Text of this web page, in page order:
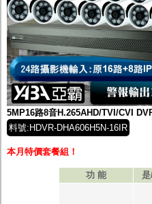
5MP16路8音H.265AHD/TVI/CVI
料號:HDVR-DHA606H5N-16IR
本月特價套餐組！
功 能